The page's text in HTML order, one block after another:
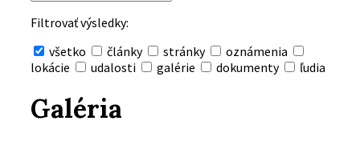
Filtrovať výsledky:
všetko
články stránky
oznámenia
lokácie
udalosti galérie dokumenty ľudia
vyhľadávanie
Galéria